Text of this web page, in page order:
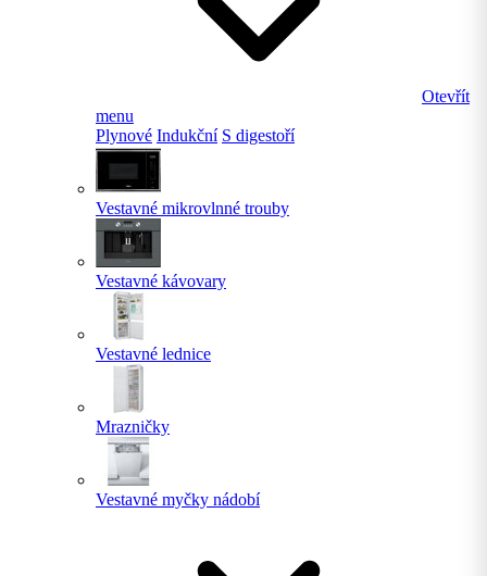
Otevřít
menu
Plynové Indukční S digestoří
Vestavné mikrovlnné trouby
Vestavné kávovary
Vestavné lednice
Mrazničky
Vestavné myčky nádobí